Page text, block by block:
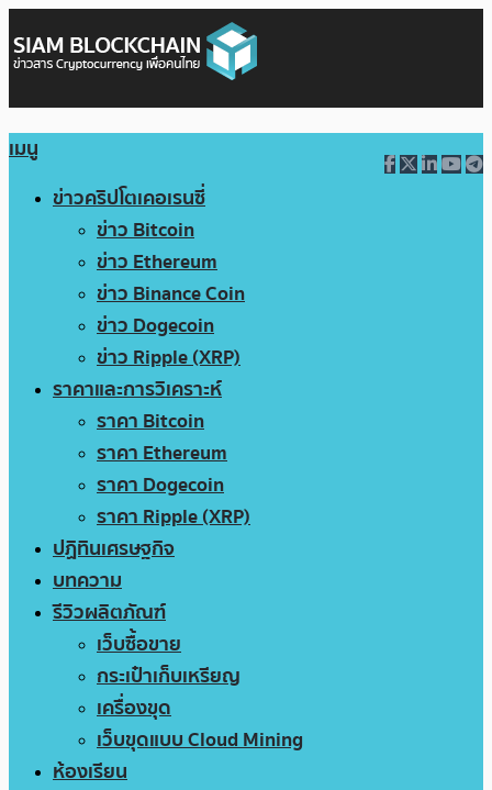
เมนู
ข่าวคริปโตเคอเรนซี่
ข่าว Bitcoin
ข่าว Ethereum
ข่าว Binance Coin
ข่าว Dogecoin
ข่าว Ripple (XRP)
ราคาและการวิเคราะห์
ราคา Bitcoin
ราคา Ethereum
ราคา Dogecoin
ราคา Ripple (XRP)
ปฏิทินเศรษฐกิจ
บทความ
รีวิวผลิตภัณฑ์
เว็บซื้อขาย
กระเป๋าเก็บเหรียญ
เครื่องขุด
เว็บขุดแบบ Cloud Mining
ห้องเรียน